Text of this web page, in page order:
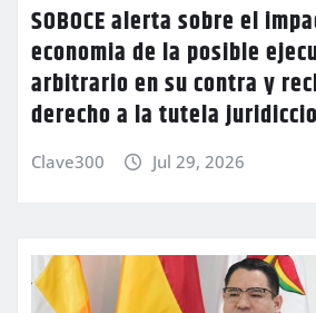
SOBOCE alerta sobre el
economia de la posible
arbitrario en su contra y
derecho a la tutela
Clave300 Jul 29, 2026